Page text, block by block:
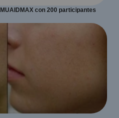
con 200 participantes